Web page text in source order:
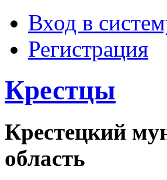
Вход в
Регистрация
Крестцы
Крестецкий
область